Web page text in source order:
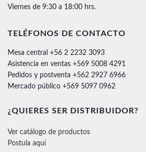
Viernes de 9:30 a 18:00 hrs.
TELÉFONOS DE CONTACTO
Mesa central +56 2 2232 3093
Asistencia en ventas +569 5008 4291
Pedidos y postventa +562 2927 6966
Mercado público +569 5097 0962
¿QUIERES SER DISTRIBUIDOR?
Ver catálogo de productos
Postula aquí